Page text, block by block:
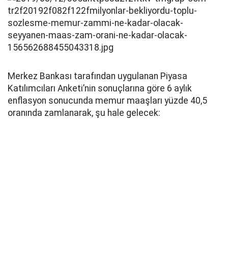
Merkez Bankası tarafından uygulanan Piyasa
Katılımcıları Anketi’nin sonuçlarına göre 6 aylık
enflasyon sonucunda memur maaşları yüzde 40,5
oranında zamlanarak, şu hale gelecek: